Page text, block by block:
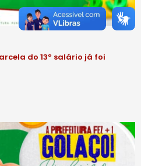
do 13º salário já foi